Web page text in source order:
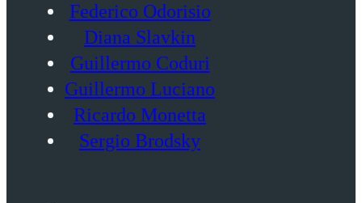
Federico Odorisio
Diana Slavkin
Guillermo Coduri
Guillermo Luciano
Ricardo Monetta
Sergio Brodsky